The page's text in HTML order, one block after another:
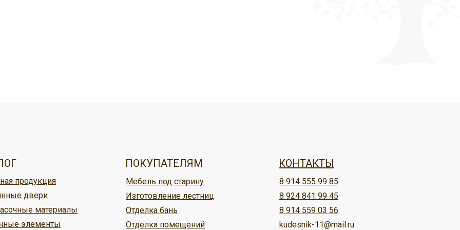
Кудесник
доставки,
Отделка бань
Изготовление лестниц
Мебель под старину
ПОКУПАТЕЛЯМ
двери
материалы
элементы
продукция
kudesnik-11@mail.ru
8 914 559 03 56
8 914 555 99 85
8 924 841 99 45
КОНТАКТЫ
Отделка помещений